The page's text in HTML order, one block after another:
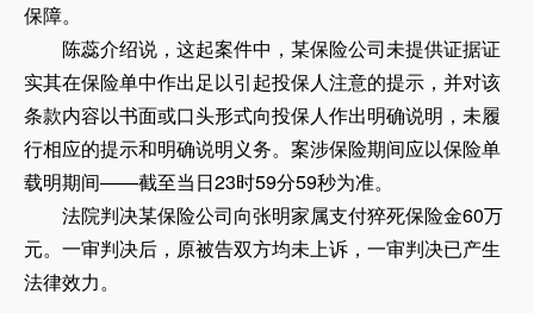
保障。
陈蕊介绍说，这起案件中，某保险公司未提供证据证
实其在保险单中作出足以引起投保人注意的提示，并对该
条款内容以书面或口头形式向投保人作出明确说明，未履
行相应的提示和明确说明义务。案涉保险期间应以保险单
载明期间——截至当日23时59分59秒为准。
法院判决某保险公司向张明家属支付猝死保险金60万
元。一审判决后，原被告双方均未上诉，一审判决已产生
法律效力。